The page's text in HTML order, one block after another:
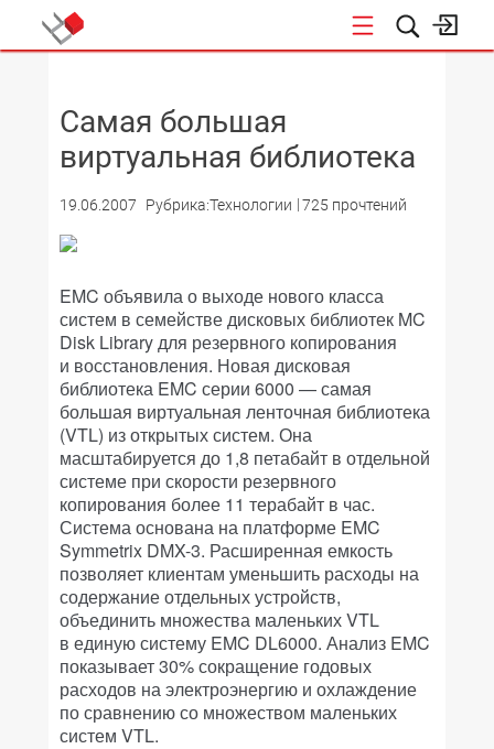
Самая большая
виртуальная библиотека
19.06.2007 Рубрика:Технологии 725 прочтений
EMC объявила о выходе нового класса
систем в семействе дисковых библиотек MC
Disk Library для резервного копирования
и восстановления. Новая дисковая
библиотека EMC серии 6000 — самая
большая виртуальная ленточная библиотека
(VTL) из открытых систем. Она
масштабируется до 1,8 петабайт в отдельной
системе при скорости резервного
копирования более 11 терабайт в час.
Система основана на платформе EMC
Symmetrix DMX-3. Расширенная емкость
позволяет клиентам уменьшить расходы на
содержание отдельных устройств,
объединить множества маленьких VTL
в единую систему EMC DL6000. Анализ EMC
показывает 30% сокращение годовых
расходов на электроэнергию и охлаждение
по сравнению со множеством маленьких
систем VTL.